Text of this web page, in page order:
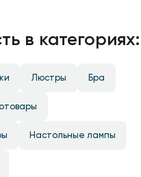
в категориях:
Люстры Бра
Настольные лампы